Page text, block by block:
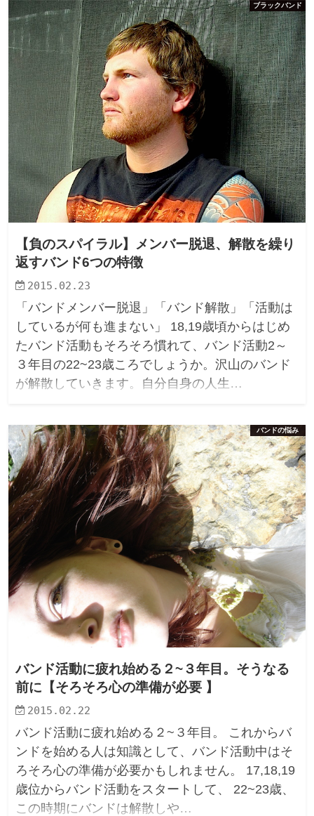
ブラックバンド
【負のスパイラル】メンバー脱退、解散を繰り
返すバンド6つの特徴
2015.02.23
「バンドメンバー脱退」「バンド解散」「活動は
しているが何も進まない」 18,19歳頃からはじめ
たバンド活動もそろそろ慣れて、バンド活動2～
３年目の22~23歳ころでしょうか。沢山のバンド
が解散していきます。自分自身の人生…
バンドの悩み
バンド活動に疲れ始める２~３年目。そうなる
前に【そろそろ心の準備が必要 】
2015.02.22
バンド活動に疲れ始める２~３年目。 これからバ
ンドを始める人は知識として、バンド活動中はそ
ろそろ心の準備が必要かもしれません。 17,18,19
歳位からバンド活動をスタートして、 22~23歳、
この時期にバンドは解散しや…